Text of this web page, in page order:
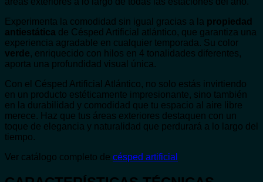
Experimenta la comodidad sin igual gracias a la propiedad
antiestática de Césped Artificial atlántico, que garantiza una
experiencia agradable en cualquier temporada. Su color
verde, enriquecido con hilos en 4 tonalidades diferentes,
aporta una profundidad visual única.
Con el Césped Artificial Atlántico, no solo estás invirtiendo
en un producto estéticamente impresionante, sino también
en la durabilidad y comodidad que tu espacio al aire libre
merece. Haz que tus áreas exteriores destaquen con un
toque de elegancia y naturalidad que perdurará a lo largo del
tiempo.
Ver catálogo completo de césped artificial